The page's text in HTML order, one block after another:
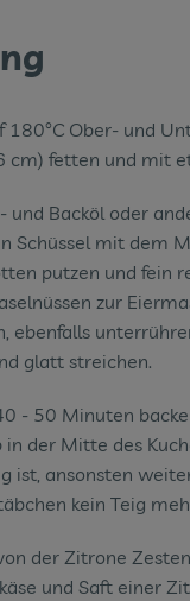
180°C Ober- und
cm) fetten und mit
und Backöl oder
Schüssel mit dem
putzen und fein
zur
ebenfalls
glatt streichen.
- 50 Minuten
der Mitte des
ist, ansonsten
kein Teig
der Zitrone
und Saft einer